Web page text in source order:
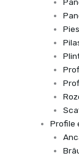
Profile